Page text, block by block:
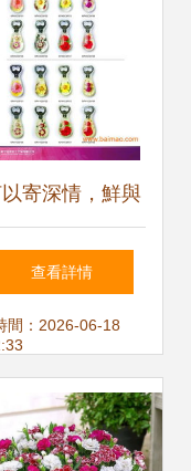
寄深情，鮮與
(chuàng)意隨心
——寶藏“石竹
花鮮花琥珀開瓶
器”探尋全記錄
查看詳情
間：2026-06-18